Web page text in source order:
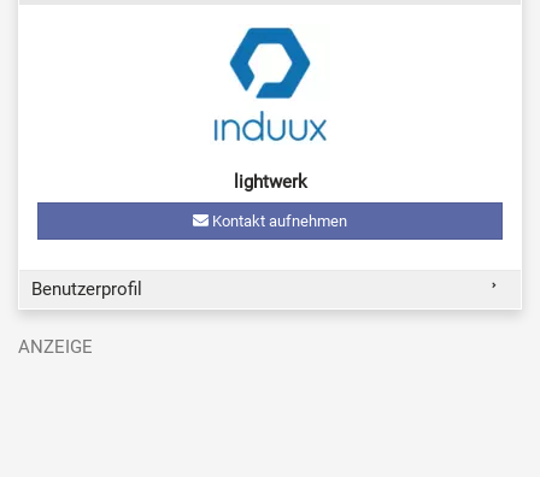
lightwerk
Kontakt aufnehmen
Benutzerprofil